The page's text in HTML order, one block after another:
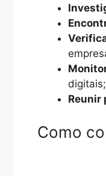
digitais;
Reunir
Como